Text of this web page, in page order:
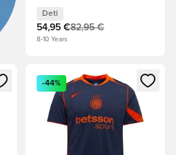
Deti
54,95 €82,95 €
8-10 Years
alebo registráciu ako člen
Otvorí modál na prihlásenie
-44%